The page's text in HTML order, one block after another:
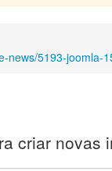
news/5193-joomla-
criar novas